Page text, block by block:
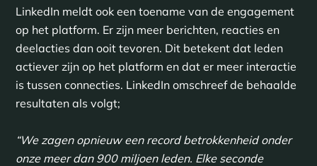
LinkedIn meldt ook een toename van de engagement
op het platform. Er zijn meer berichten, reacties en
deelacties dan ooit tevoren. Dit betekent dat leden
actiever zijn op het platform en dat er meer interactie
is tussen connecties. LinkedIn omschreef de behaalde
resultaten als volgt;
“We zagen opnieuw een record betrokkenheid onder
onze meer dan 900 miljoen leden. Elke seconde